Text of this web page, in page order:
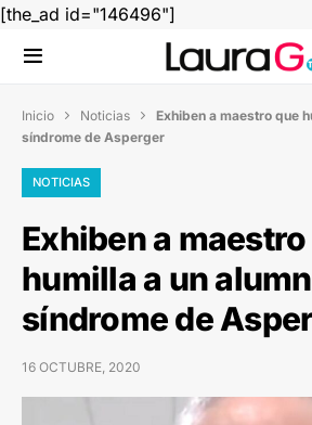
[the_ad id="146496"]
Inicio  Noticias  Exhiben a maestro que
síndrome de Asperger
NOTICIAS
Exhiben a
humilla a un
síndrome de
16 OCTUBRE, 2020